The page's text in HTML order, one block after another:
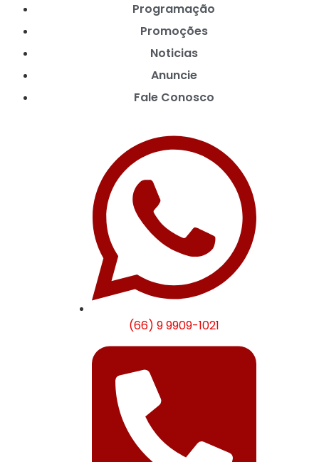
Programação
Promoções
Noticias
Anuncie
Fale Conosco
(66) 9 9909-1021